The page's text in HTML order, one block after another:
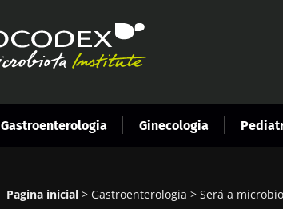
Gastroenterologia Ginecologia
Pagina inicial Gastroenterologia Será a